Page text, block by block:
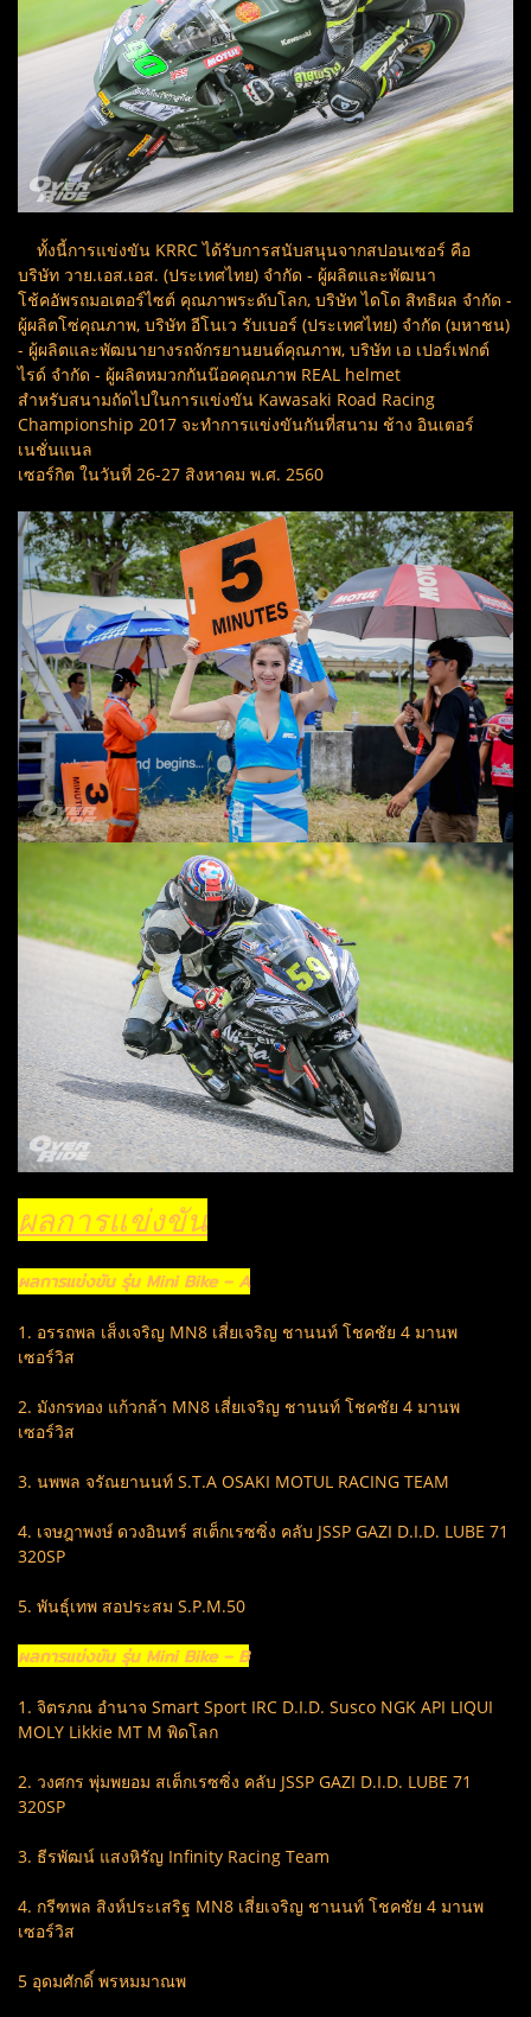
ทั้งนี้การแข่งขัน KRRC ได้รับการสนับสนุนจากสปอนเซอร์ คือ
บริษัท วาย.เอส.เอส. (ประเทศไทย) จำกัด - ผู้ผลิตและพัฒนา
โช้คอัพรถมอเตอร์ไซต์ คุณภาพระดับโลก, บริษัท ไดโด สิทธิผล จำกัด -
ผู้ผลิตโซ่คุณภาพ, บริษัท อีโนเว รับเบอร์ (ประเทศไทย) จำกัด (มหาชน)
- ผู้ผลิตและพัฒนายางรถจักรยานยนต์คุณภาพ, บริษัท เอ เปอร์เฟกต์
ไรด์ จำกัด - ผู้ผลิตหมวกกันน๊อคคุณภาพ REAL helmet
สำหรับสนามถัดไปในการแข่งขัน Kawasaki Road Racing
Championship 2017 จะทำการแข่งขันกันที่สนาม ช้าง อินเตอร์
เนชั่นแนล
เซอร์กิต ในวันที่ 26-27 สิงหาคม พ.ศ. 2560
ผลการแข่งขัน
ผลการแข่งขัน รุ่น Mini Bike – A
1. อรรถพล เส็งเจริญ MN8 เสี่ยเจริญ ชานนท์ โชคชัย 4 มานพ
เซอร์วิส
2. มังกรทอง แก้วกล้า MN8 เสี่ยเจริญ ชานนท์ โชคชัย 4 มานพ
เซอร์วิส
3. นพพล จรัณยานนท์ S.T.A OSAKI MOTUL RACING TEAM
4. เจษฎาพงษ์ ดวงอินทร์ สเต็กเรซซิ่ง คลับ JSSP GAZI D.I.D. LUBE 71
320SP
5. พันธุ์เทพ สอประสม S.P.M.50
ผลการแข่งขัน รุ่น Mini Bike – B
1. จิตรภณ อำนาจ Smart Sport IRC D.I.D. Susco NGK API LIQUI
MOLY Likkie MT M พิดโลก
2. วงศกร พุ่มพยอม สเต็กเรซซิ่ง คลับ JSSP GAZI D.I.D. LUBE 71
320SP
3. ธีรพัฒน์ แสงหิรัญ Infinity Racing Team
4. กรีฑพล สิงห์ประเสริฐ MN8 เสี่ยเจริญ ชานนท์ โชคชัย 4 มานพ
เซอร์วิส
5 อุดมศักดิ์ พรหมมาณพ